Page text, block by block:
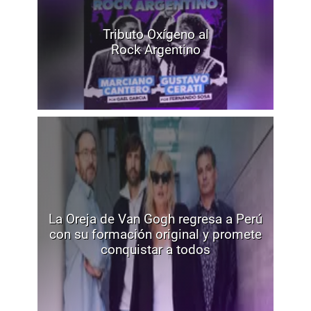
Tributo Oxígeno al
Rock Argentino
La Oreja de Van Gogh regresa a Perú
con su formación original y promete
conquistar a todos